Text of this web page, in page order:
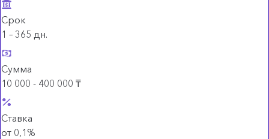
Срок
1 – 365 дн.
Сумма
10 000 - 400 000 ₸
Ставка
от 0,1%